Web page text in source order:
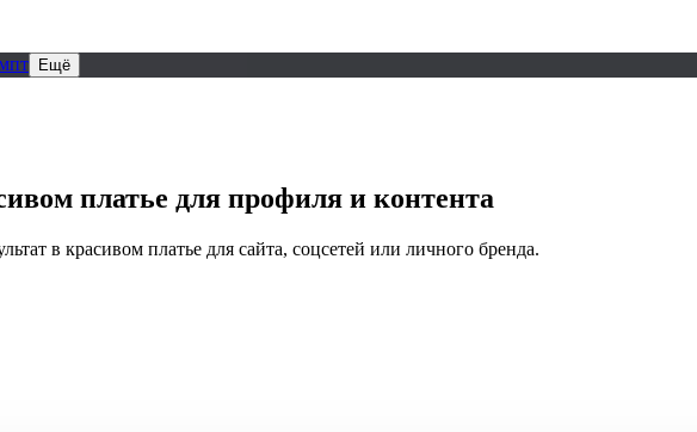
Ещё
платье для профиля и контента
в красивом платье для сайта, соцсетей или личного бренда.